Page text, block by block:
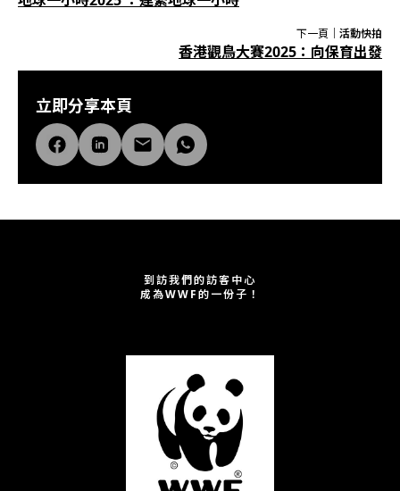
下一頁｜ 活動快拍
香港觀鳥大賽2025：向保育出發
立即分享本頁
到訪我們的訪客中心
成為WWF的一份子！